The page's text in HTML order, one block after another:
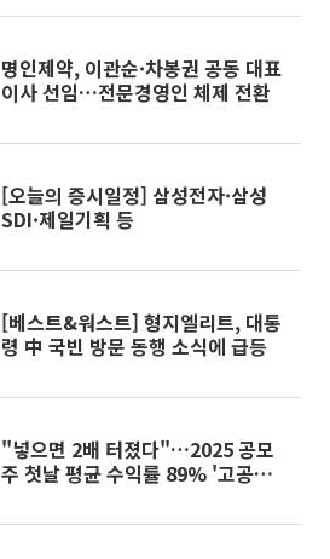
명인제약, 이관순·차봉권 공동 대표
이사 선임…전문경영인 체제 전환
[오늘의 증시일정] 삼성전자·삼성
SDI·제일기획 등
[베스트&워스트] 형지엘리트, 대통
령 中 국빈 방문 동행 소식에 급등
"넣으면 2배 터졌다"…2025 공모
주 첫날 평균 수익률 89% '고공행